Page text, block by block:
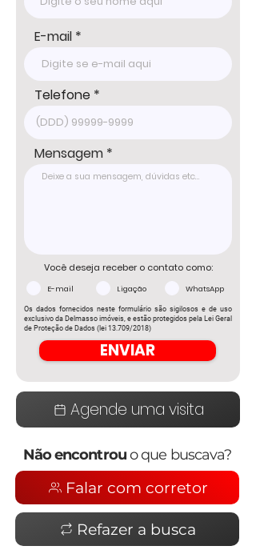
um imóvel de terceiro. Consulte-nos para
informações atualizadas com um dos
nossos corretores.
E-mail
Telefone
Mensagem
Você deseja receber o contato como:
E-mail Ligação WhatsApp
Os dados fornecidos neste formulário são sigilosos e de uso
exclusivo da Delmasso imóveis, e estão protegidos pela Lei Geral
de Proteção de Dados (lei 13.709/2018)
ENVIAR
Agende uma visita
Não encontrouo que buscava?
Falar com corretor
Refazer a busca